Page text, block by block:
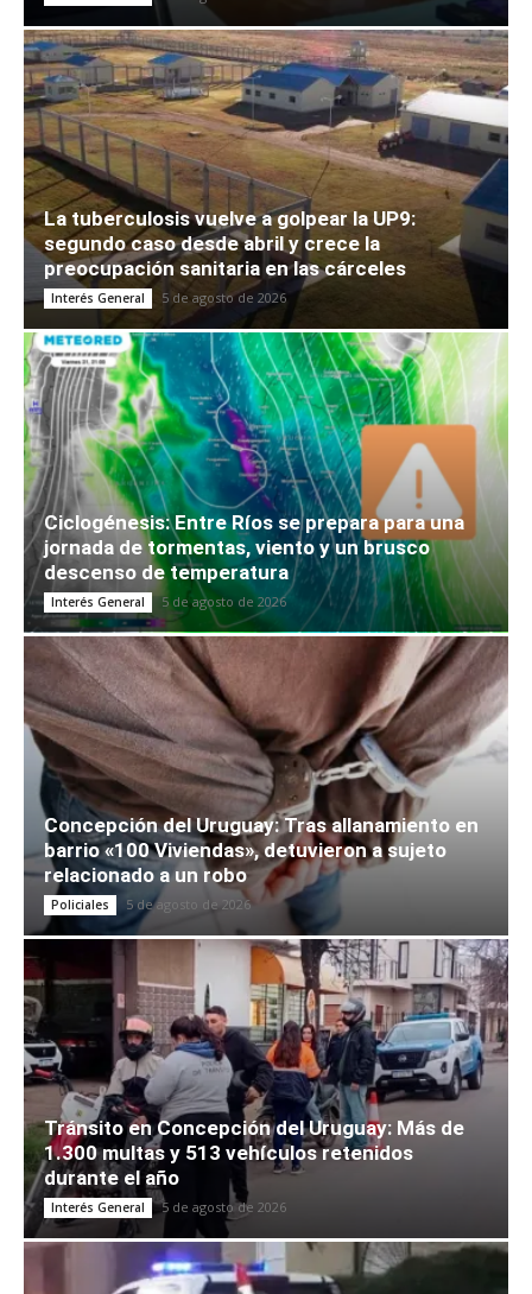
La tuberculosis vuelve a golpear la UP9:
segundo caso desde abril y crece la
preocupación sanitaria en las cárceles
Interés General 5 de agosto de 2026
Ciclogénesis: Entre Ríos se prepara para una
jornada de tormentas, viento y un brusco
descenso de temperatura
Interés General 5 de agosto de 2026
Concepción del Uruguay: Tras allanamiento en
barrio «100 Viviendas», detuvieron a sujeto
relacionado a un robo
Policiales 5 de agosto de 2026
Tránsito en Concepción del Uruguay: Más de
1.300 multas y 513 vehículos retenidos
durante el año
Interés General 5 de agosto de 2026